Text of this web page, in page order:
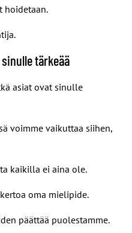
hoidetaan.
tärkeää
asiat ovat sinulle
voimme vaikuttaa siihen,
kaikilla ei aina ole.
oma mielipide.
päättää puolestamme.